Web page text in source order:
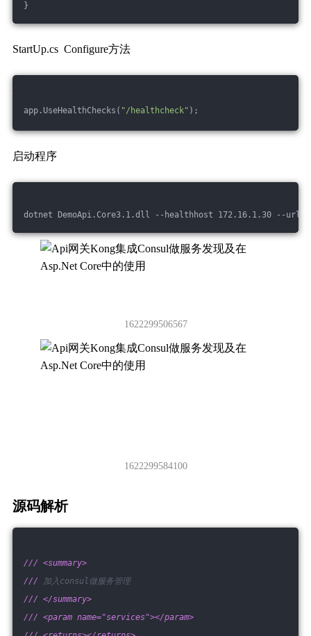
}
StartUp.cs Configure方法
app.UseHealthChecks( "/healthcheck" );
启动程序
dotnet DemoApi.Core3.1.dll --healthhost 172.16.1.30 --
1622299506567
1622299584100
源码解析
/// <summary>
/// 加入consul做服务管理
/// </summary>
/// <param name="services"></param>